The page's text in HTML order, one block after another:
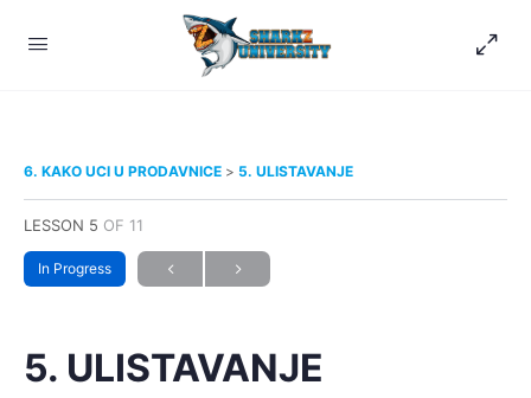
6. KAKO UCI U PRODAVNICE 5. ULISTAVANJE
LESSON 5 OF 11
In Progress
5. ULISTAVANJE